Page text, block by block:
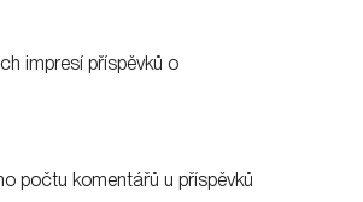
impresí příspěvků o
počtu komentářů u příspěvků